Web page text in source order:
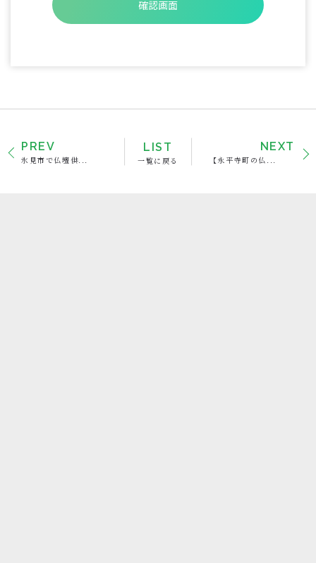
PREV
氷見市で仏壇供...
LIST
一覧に戻る
NEXT
【永平寺町の仏...